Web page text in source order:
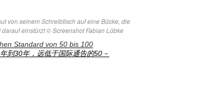
von seinem Schreibtisch auf eine Bücke, die
darauf einstürzt © Screenshot Fabian Lübke
Standard von 50 bis 100
到30年，远低于国际通告的50－